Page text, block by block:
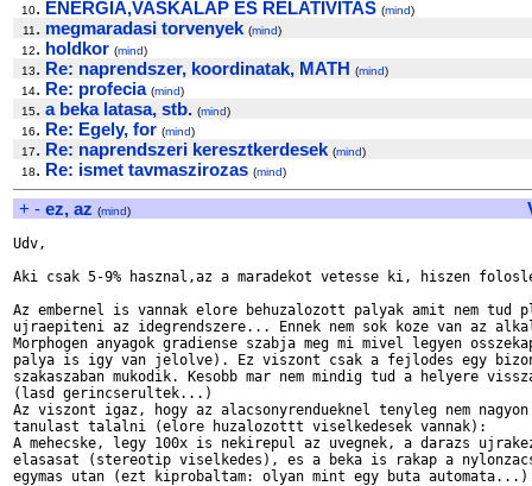
10. ENERGIA,VASKALAP ES RELATIVITAS (mind)
11 . megmaradasi torvenyek (mind)
12. holdkor (mind)
13. Re: naprendszer, koordinatak, MATH (mind)
14. Re: profecia (mind)
15. a beka latasa, stb. (mind)
16. Re: Egely, for (mind)
17. Re: naprendszeri keresztkerdesek (mind)
18. Re: ismet tavmaszirozas (mind)
+ - ez, az (mind)
Udv,
Aki csak 5-9% hasznal,az a maradekot vetesse ki, hiszen
Az embernel is vannak elore behuzalozott palyak amit nem tud
ujraepiteni az idegrendszere... Ennek nem sok koze van az
Morphogen anyagok gradiense szabja meg mi mivel legyen
palya is igy van jelolve). Ez viszont csak a fejlodes egy
szakaszaban mukodik. Kesobb mar nem mindig tud a helyere
(lasd gerincserultek...)
Az viszont igaz, hogy az alacsonyrendueknel tenyleg nem
tanulast talalni (elore huzalozottt viselkedesek vannak):
A mehecske, legy 100x is nekirepul az uvegnek, a darazs
elasasat (stereotip viselkedes), es a beka is rakap a
egymas utan (ezt kiprobaltam: olyan mint egy buta automata...)